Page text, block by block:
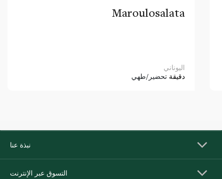
Maroulosalata
اليوناني
دقيقة تحضير/طهي
نبذة عنا
التسوق عبر الإنترنت